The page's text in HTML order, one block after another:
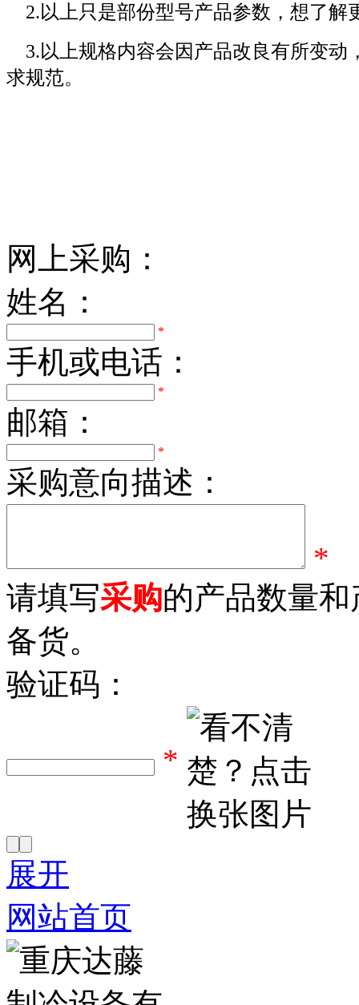
2.以上只是部份型号产品参数，想了
3.以上规格内容会因产品改良有所变
求规范。
网上采购：
姓名：
*
手机或电话：
*
邮箱：
*
采购意向描述：
*
请填写采购的产品数量
备货。
验证码：
*
展开
网站首页